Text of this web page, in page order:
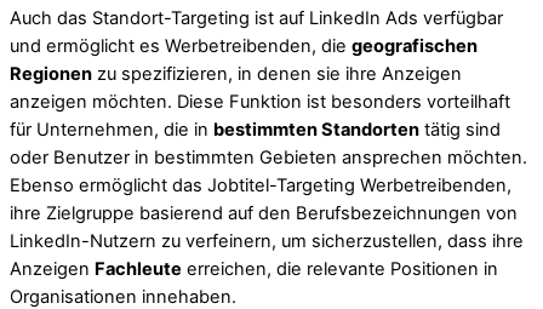
Auch das Standort-Targeting ist auf LinkedIn Ads verfügbar
und ermöglicht es Werbetreibenden, die geografischen
Regionen zu spezifizieren, in denen sie ihre Anzeigen
anzeigen möchten. Diese Funktion ist besonders vorteilhaft
für Unternehmen, die in bestimmten Standorten tätig sind
oder Benutzer in bestimmten Gebieten ansprechen möchten.
Ebenso ermöglicht das Jobtitel-Targeting Werbetreibenden,
ihre Zielgruppe basierend auf den Berufsbezeichnungen von
LinkedIn-Nutzern zu verfeinern, um sicherzustellen, dass ihre
Anzeigen Fachleute erreichen, die relevante Positionen in
Organisationen innehaben.